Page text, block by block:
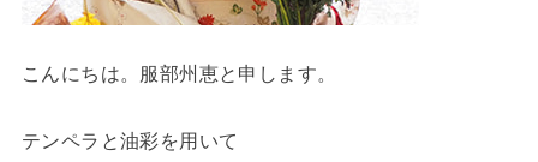
こんにちは。服部州恵と申します。
テンペラと油彩を用いて